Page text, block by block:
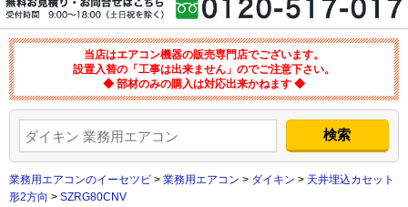
当店はエアコン機器の販売専門店でございます。
設置入替の「工事は出来ません」のでご注意下さい。
◆ 部材のみの購入は対応出来かねます ◆
業務用エアコンのイーセツビ > 業務用エアコン > ダイキン > 天井埋込カセット
形2方向 > SZRG80CNV